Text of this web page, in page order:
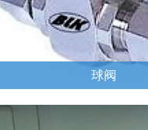
球阀